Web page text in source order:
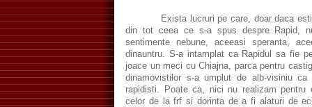
Exista lucruri pe care, doar daca esti
din tot ceea ce s-a spus despre Rapid,
sentimente nebune, aceeasi speranta,
dinauntru. S-a intamplat ca Rapidul sa fie
joace un meci cu Chiajna, parca pentru
dinamovistilor s-a umplut de alb-visiniu
rapidisti. Poate ca, nici nu realizam pentru
celor de la frf si dorinta de a fi alaturi de